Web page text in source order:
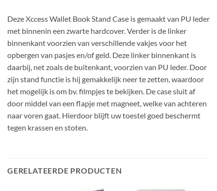
Deze Xccess Wallet Book Stand Case is gemaakt van PU leder
met binnenin een zwarte hardcover. Verder is de linker
binnenkant voorzien van verschillende vakjes voor het
opbergen van pasjes en/of geld. Deze linker binnenkant is
daarbij, net zoals de buitenkant, voorzien van PU leder. Door
zijn stand functie is hij gemakkelijk neer te zetten, waardoor
het mogelijk is om bv. filmpjes te bekijken. De case sluit af
door middel van een flapje met magneet, welke van achteren
naar voren gaat. Hierdoor blijft uw toestel goed beschermt
tegen krassen en stoten.
GERELATEERDE PRODUCTEN